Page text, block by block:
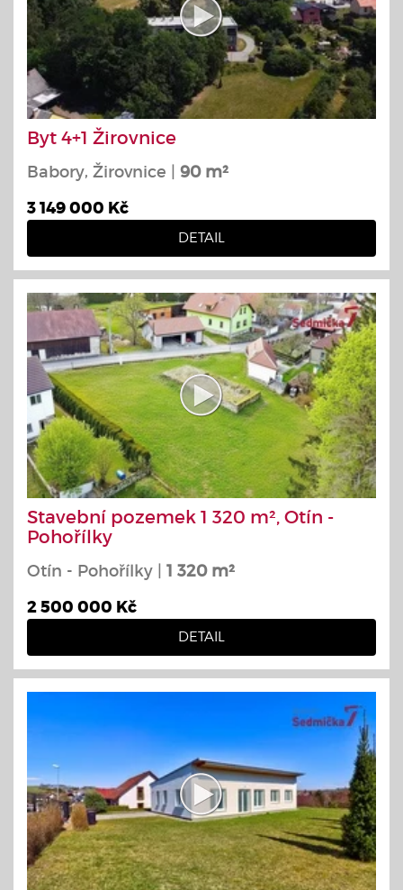
Byt 4+1 Žirovnice
Babory, Žirovnice | 90 m²
3 149 000 Kč
DETAIL
Stavební pozemek 1 320 m², Otín -
Pohořílky
Otín - Pohořílky | 1 320 m²
2 500 000 Kč
DETAIL